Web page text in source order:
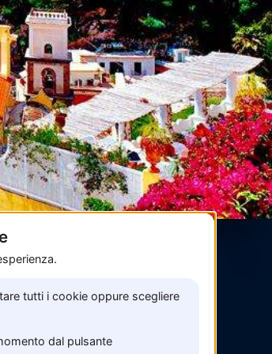
Pagamenti sicuri con
tutti i cookie oppure scegliere
dal pulsante